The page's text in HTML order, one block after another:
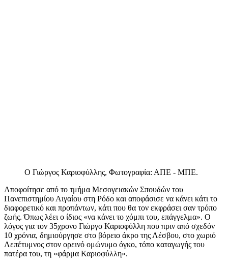
Ο Γιώργος Καριοφύλλης, Φωτογραφία: ΑΠΕ - ΜΠΕ.
Αποφοίτησε από το τμήμα Μεσογειακών Σπουδών του
Πανεπιστημίου Αιγαίου στη Ρόδο και αποφάσισε να κάνει κάτι το
διαφορετικό και προπάντων, κάτι που θα τον εκφράσει σαν τρόπο
ζωής. Όπως λέει ο ίδιος «να κάνει το χόμπι του, επάγγελμα». Ο
λόγος για τον 35χρονο Γιώργο Καριοφύλλη που πριν από σχεδόν
10 χρόνια, δημιούργησε στο βόρειο άκρο της Λέσβου, στο χωριό
Λεπέτυμνος στον ορεινό ομώνυμο όγκο, τόπο καταγωγής του
πατέρα του, τη «φάρμα Καριοφύλλη».